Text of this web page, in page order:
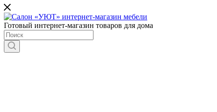
Готовый интернет-магазин товаров для дома